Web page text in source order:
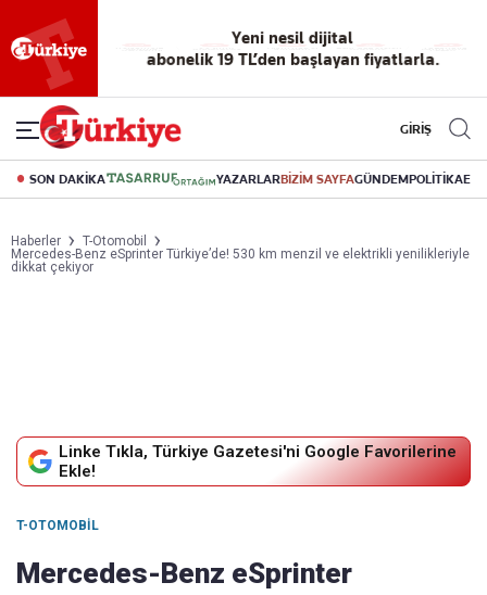
Yeni nesil dijital
abonelik 19 TL’den başlayan fiyatlarla.
GİRİŞ
SON DAKİKA YAZARLARBİZİM SAYFAGÜNDEMPOLİTİKA
Haberler
T-Otomobil
Mercedes-Benz eSprinter Türkiye’de! 530 km menzil ve elektrikli yenilikleriyle
dikkat çekiyor
Linke Tıkla, Türkiye Gazetesi'ni Google Favorilerine
Ekle!
T-OTOMOBIL
Mercedes-Benz eSprinter